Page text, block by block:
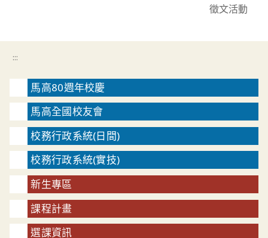
徵文活動
:::
馬高80週年校慶
馬高全國校友會
校務行政系統(日間)
校務行政系統(實技)
新生專區
課程計畫
選課資訊